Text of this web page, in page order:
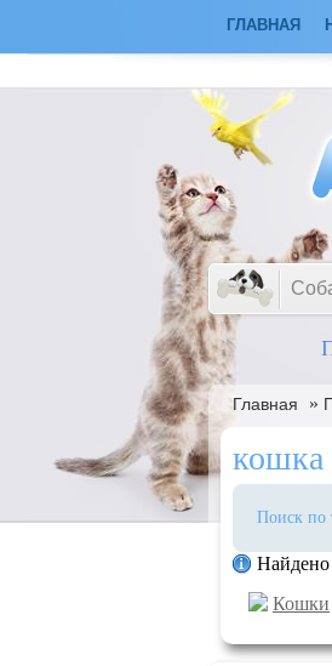
ГЛАВНАЯ
Главная »
кошка
Поиск по
Найдено
Кошки